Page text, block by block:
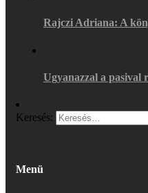
Rajczi Adriana: A
Ugyanazzal a pasival
Keresés:
Menü